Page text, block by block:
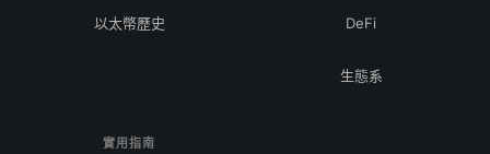
以太幣歷史 DeFi
生態系
實用指南